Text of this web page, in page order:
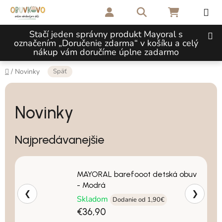
Prejsť na obsah
Stačí jeden správny produkt Mayoral s
označením „Doručenie zdarma“ v košíku a celý
nákup vám doručíme úplne zadarmo
Hľadať NÁKUPNÝ
Domov
/ Novinky Späť
Novinky
Najpredávanejšie
MAYORAL barefooot detská obuv
- Modrá
Skladom Dodanie od 1,90€
€36,90
❮ ❯